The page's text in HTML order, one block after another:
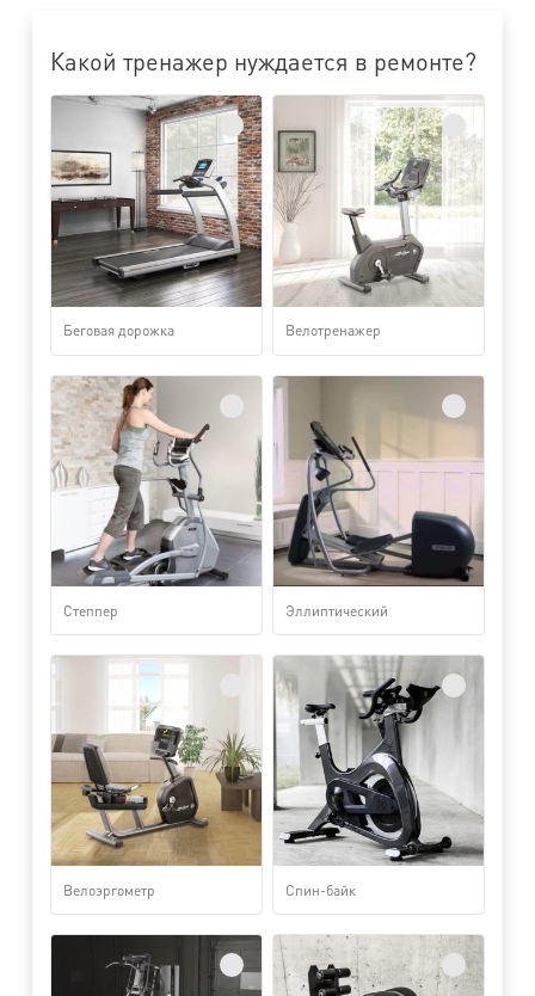
Какой тренажер нуждается в ремонте?
Беговая дорожка Велотренажер
Степпер Эллиптический
Велоэргометр Спин-байк